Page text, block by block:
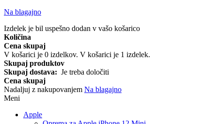
Na blagajno
Izdelek je bil uspešno dodan v vašo košarico
Količina
Cena skupaj
V košarici je 0 izdelkov. V košarici je 1 izdelek.
Skupaj produktov
Skupaj dostava: Je treba določiti
Cena skupaj
Nadaljuj z nakupovanjem Na blagajno
Meni
Apple